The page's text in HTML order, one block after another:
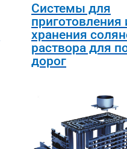
Системы для
приготовления
хранения
раствора для
дорог